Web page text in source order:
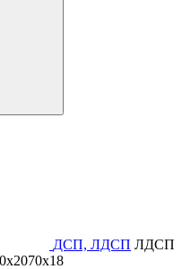
ДСП, ЛДСП ЛДСП